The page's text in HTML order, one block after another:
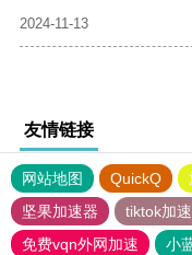
2024-11-13
友情链接
网站地图 QuickQ
坚果加速器
tiktok加
免费vqn外网加速
小